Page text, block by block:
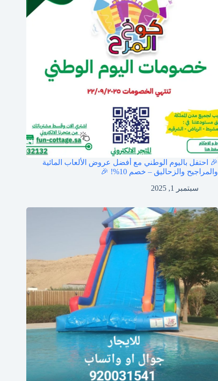
🎉 احتفل باليوم الوطني مع أفضل عروض الألعاب المائية
والمراجيح والزحاليق – خصم 10%! 🎉
سبتمبر 1, 2025